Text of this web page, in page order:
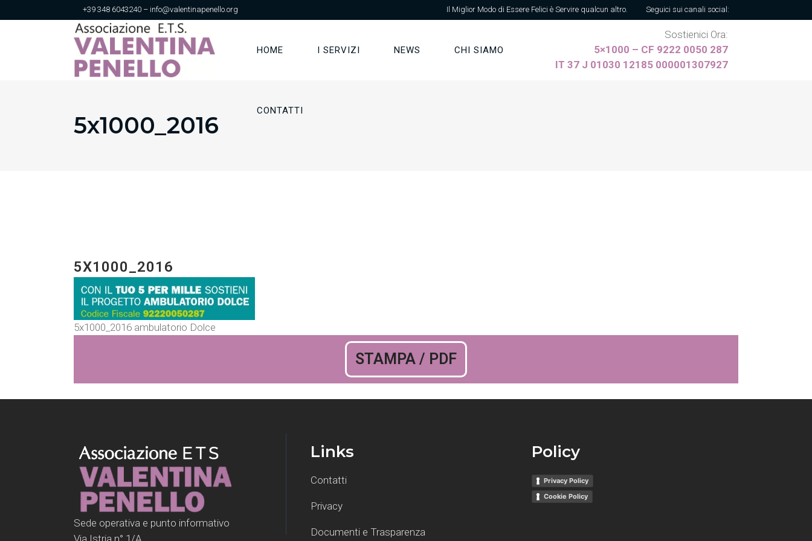
+39 348 6043240 – info@valentinapenello.org Il Miglior Modo di Essere Felici è Servire qualcun altro. Seguici sui canali social:
Sostienici Ora:
5×1000 – CF 9222 0050 287
IT 37 J 01030 12185 000001307927
HOME I SERVIZI NEWS CHI SIAMO
CONTATTI
5x1000_2016
5X1000_2016
5x1000_2016 ambulatorio Dolce
STAMPA / PDF
Sede operativa e punto informativo
Via Istria n° 1/A
Links
Contatti
Privacy
Documenti e Trasparenza
Policy
Privacy Policy
Cookie Policy